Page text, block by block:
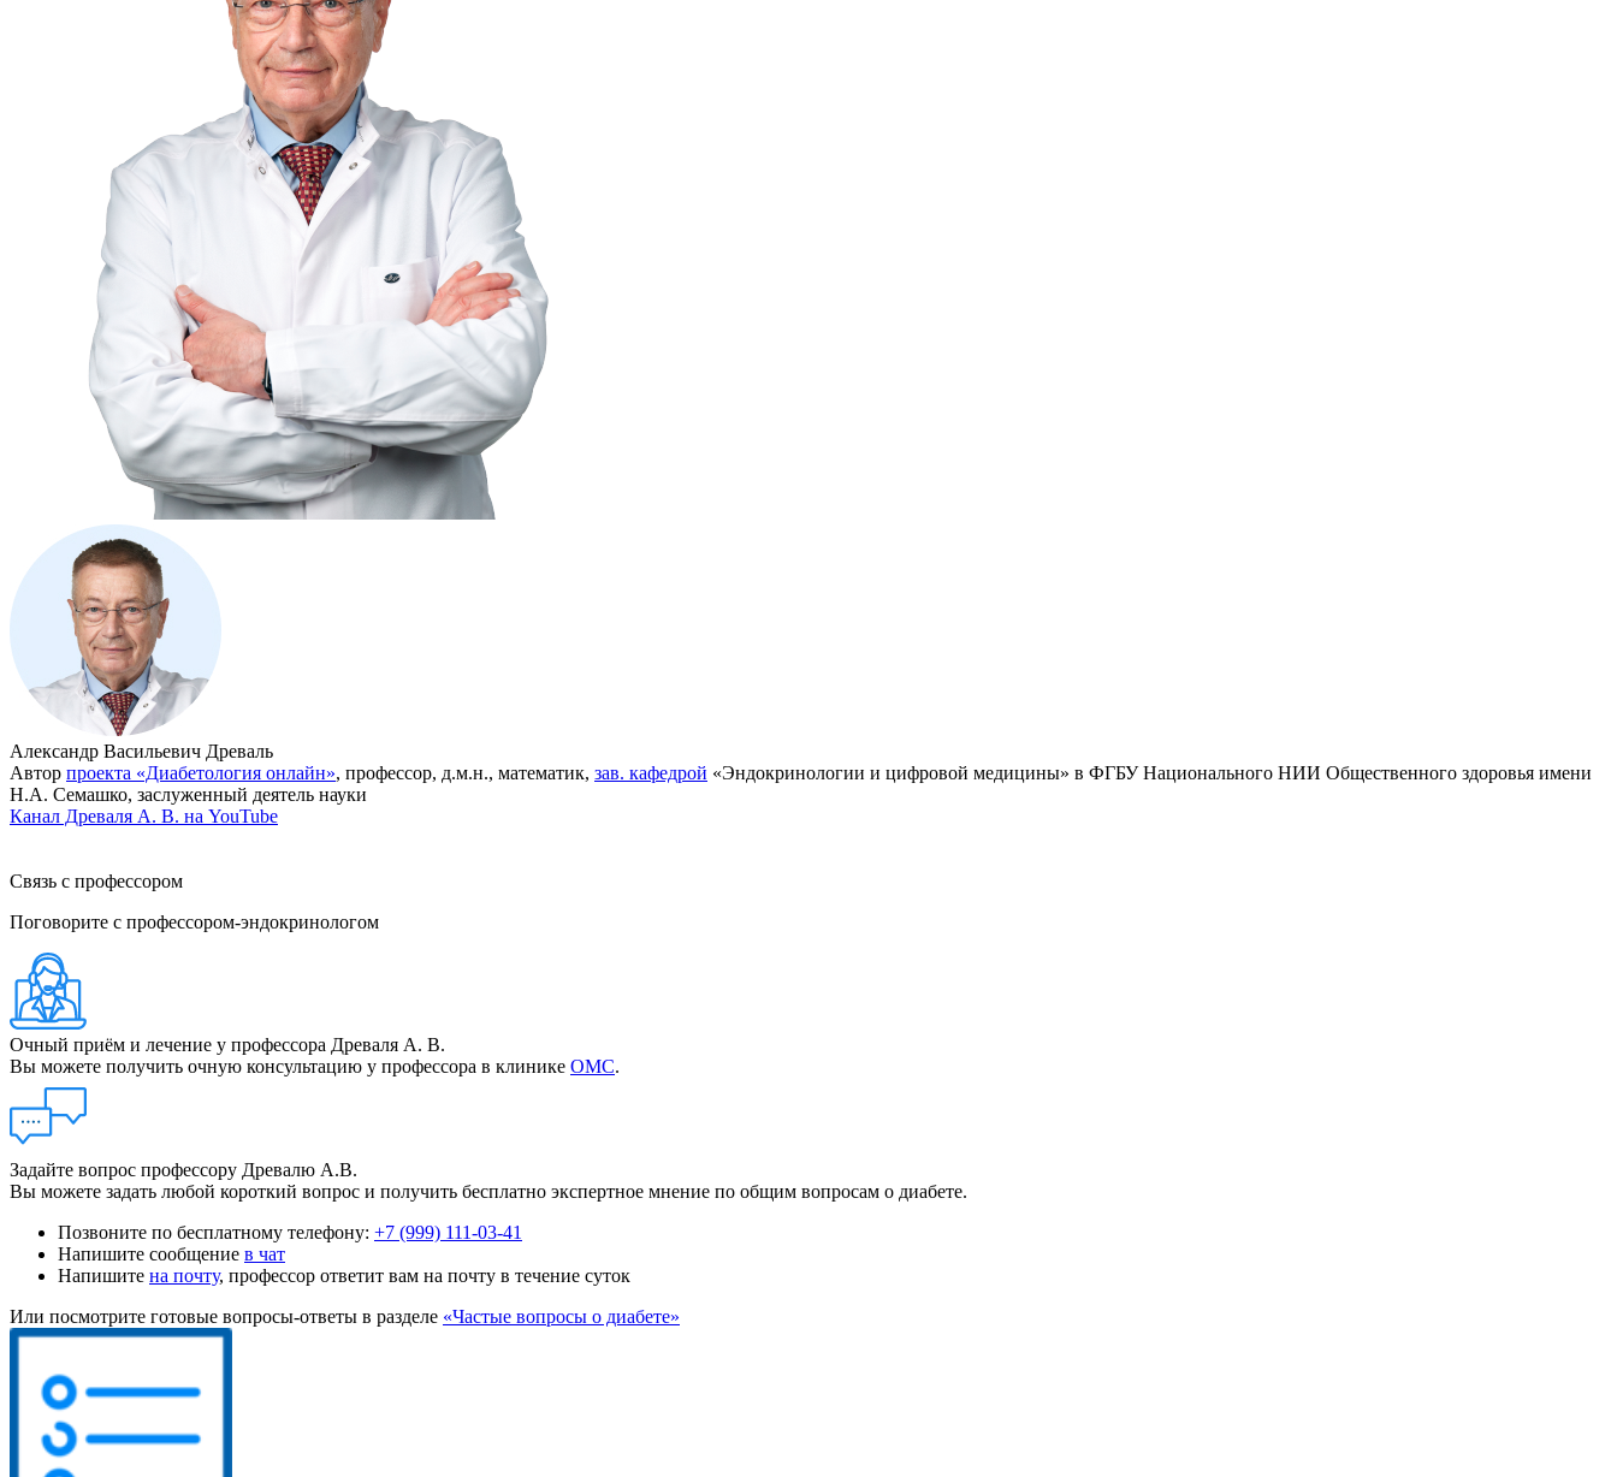
Александр Васильевич Древаль
Автор проекта «Диабетология онлайн», профессор, д.м.н., математик, зав. кафедрой «Эндокринологии и цифровой медицины» в ФГБУ Национального НИИ Общественного здоровья имени
Н.А. Семашко, заслуженный деятель науки
Канал Древаля А. В. на YouTube
Связь с профессором
Поговорите с профессором-эндокринологом
Очный приём и лечение у профессора Древаля А. В.
Вы можете получить очную консультацию у профессора в клинике ОМС.
Задайте вопрос профессору Древалю А.В.
Вы можете задать любой короткий вопрос и получить бесплатно экспертное мнение по общим вопросам о диабете.
Позвоните по бесплатному телефону: +7 (999) 111-03-41
Напишите сообщение в чат
Напишите на почту, профессор ответит вам на почту в течение суток
Или посмотрите готовые вопросы-ответы в разделе «Частые вопросы о диабете»